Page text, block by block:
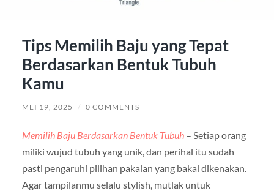
Tips Memilih Baju yang Tepat
Berdasarkan Bentuk Tubuh
Kamu
MEI 19, 2025 / 0 COMMENTS
Memilih Baju Berdasarkan Bentuk Tubuh– Setiap orang
miliki wujud tubuh yang unik, dan perihal itu sudah
pasti pengaruhi pilihan pakaian yang bakal dikenakan.
Agar tampilanmu selalu stylish, mutlak untuk